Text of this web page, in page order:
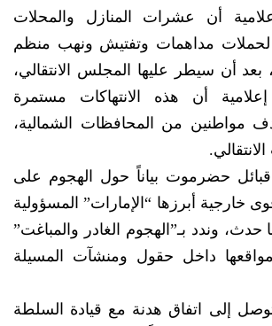
أن عشرات المنازل والمحلات
لحملات مداهمات وتفتيش ونهب منظم
أن سيطر عليها المجلس الانتقالي،
أن هذه الانتهاكات مستمرة
مواطنين من المحافظات الشمالية،
حضرموت بياناً حول الهجوم على
خارجية أبرزها “الإمارات” المسؤولية
وندد بـ”الهجوم الغادر والمباغت”
داخل حقول ومنشآت المسيلة
إلى اتفاق هدنة مع قيادة السلطة